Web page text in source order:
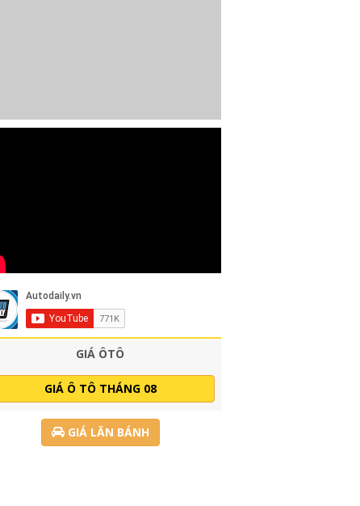
GIÁ ÔTÔ
GIÁ Ô TÔ THÁNG 08
GIÁ LĂN BÁNH